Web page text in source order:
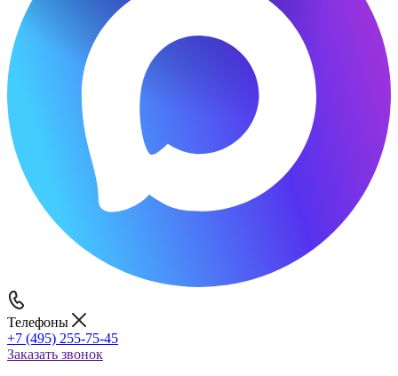
Телефоны
+7 (495) 255-75-45
Заказать звонок